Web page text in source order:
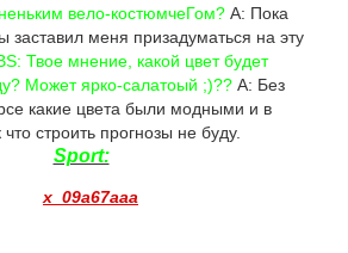
вело-костюмчеГом? А: Пока
заставил меня призадуматься на эту
Твое мнение, какой цвет будет
Может ярко-салатоый ;)?? А: Без
какие цвета были модными и в
строить прогнозы не буду.
Sport: